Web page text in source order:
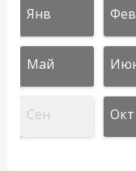
Янв Фев
Май
Сен Окт